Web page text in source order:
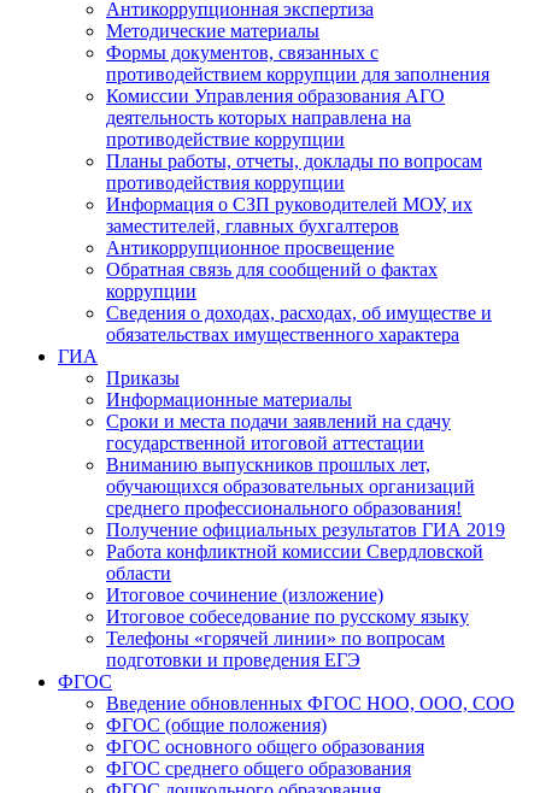
Антикоррупционная экспертиза
Методические материалы
Формы документов, связанных с
противодействием коррупции для заполнения
Комиссии Управления образования АГО
деятельность которых направлена на
противодействие коррупции
Планы работы, отчеты, доклады по вопросам
противодействия коррупции
Информация о СЗП руководителей МОУ, их
заместителей, главных бухгалтеров
Антикоррупционное просвещение
Обратная связь для сообщений о фактах
коррупции
Сведения о доходах, расходах, об имуществе и
обязательствах имущественного характера
ГИА
Приказы
Информационные материалы
Сроки и места подачи заявлений на сдачу
государственной итоговой аттестации
Вниманию выпускников прошлых лет,
обучающихся образовательных организаций
среднего профессионального образования!
Получение официальных результатов ГИА 2019
Работа конфликтной комиссии Свердловской
области
Итоговое сочинение (изложение)
Итоговое собеседование по русскому языку
Телефоны «горячей линии» по вопросам
подготовки и проведения ЕГЭ
ФГОС
Введение обновленных ФГОС НОО, ООО, СОО
ФГОС (общие положения)
ФГОС основного общего образования
ФГОС среднего общего образования